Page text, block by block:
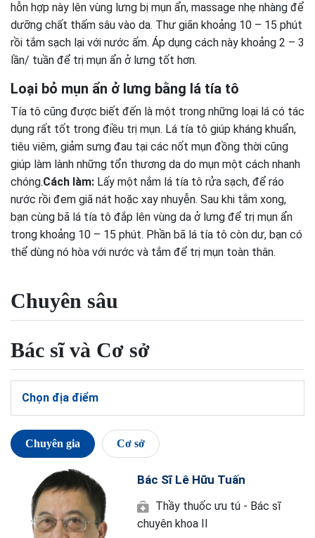
hỗn hợp này lên vùng lưng bị mụn ẩn, massage nhẹ nhàng để
dưỡng chất thấm sâu vào da. Thư giãn khoảng 10 – 15 phút
rồi tắm sạch lại với nước ấm. Áp dụng cách này khoảng 2 – 3
lần/ tuần để trị mụn ẩn ở lưng tốt hơn.
Loại bỏ mụn ẩn ở lưng bằng lá tía tô
Tía tô cũng được biết đến là một trong những loại lá có tác
dụng rất tốt trong điều trị mụn. Lá tía tô giúp kháng khuẩn,
tiêu viêm, giảm sưng đau tại các nốt mụn đồng thời cũng
giúp làm lành những tổn thương da do mụn một cách nhanh
chóng.Cách làm: Lấy một nắm lá tía tô rửa sạch, để ráo
nước rồi đem giã nát hoặc xay nhuyễn. Sau khi tắm xong,
bạn cùng bã lá tía tô đắp lên vùng da ở lưng để trị mụn ẩn
trong khoảng 10 – 15 phút. Phần bã lá tía tô còn dư, bạn có
thể dùng nó hòa với nước và tắm để trị mụn toàn thân.
Chuyên sâu
Bác sĩ và Cơ sở
Chọn địa điểm
Chuyên gia Cơ sở
Bác Sĩ Lê Hữu Tuấn
Thầy thuốc ưu tú - Bác sĩ
chuyên khoa II